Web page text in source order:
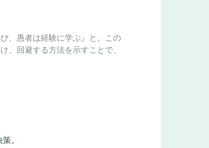
、愚者は経験に学ぶ』と。この
、回避する方法を示すことで、
。